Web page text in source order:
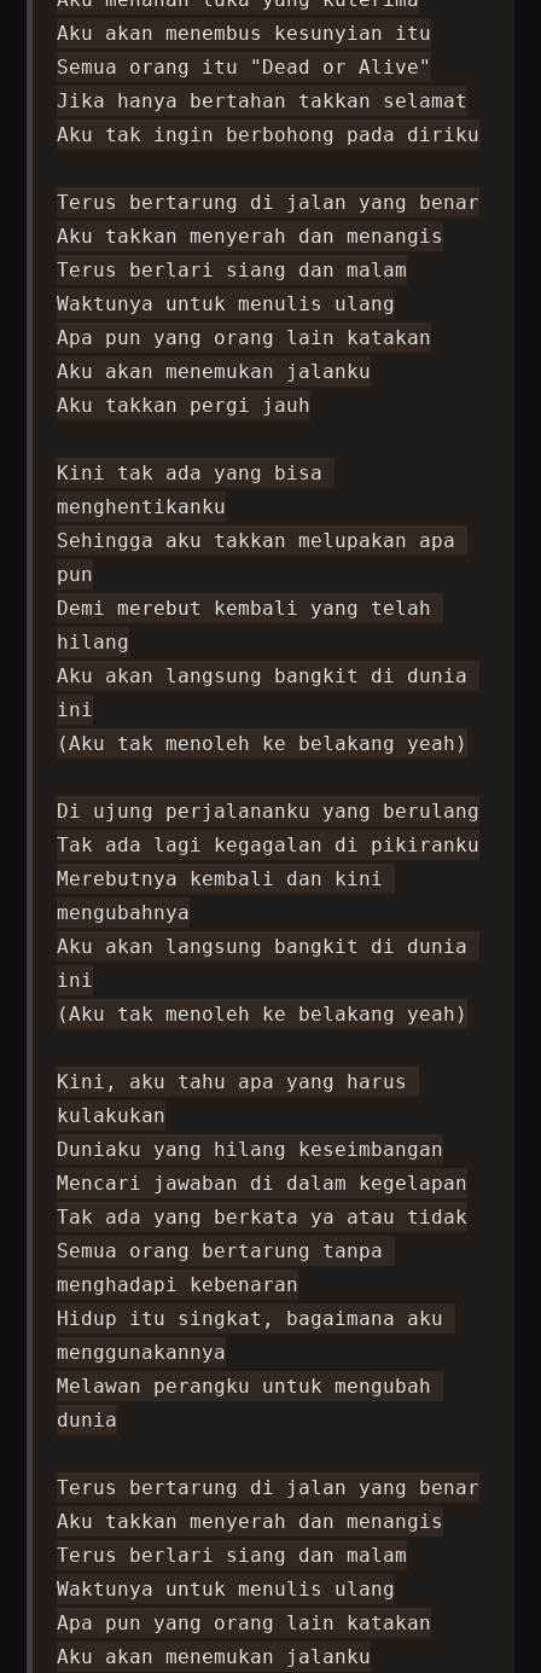
Aku akan menembus kesunyian itu
Semua orang itu "Dead or Alive"
Jika hanya bertahan takkan selamat
Aku tak ingin berbohong pada diriku
Terus bertarung di jalan yang benar
Aku takkan menyerah dan menangis
Terus berlari siang dan malam
Waktunya untuk menulis ulang
Apa pun yang orang lain katakan
Aku akan menemukan jalanku
Aku takkan pergi jauh
Kini tak ada yang bisa
menghentikanku
Sehingga aku takkan melupakan apa
pun
Demi merebut kembali yang telah
hilang
Aku akan langsung bangkit di dunia
ini
(Aku tak menoleh ke belakang yeah)
Di ujung perjalananku yang berulang
Tak ada lagi kegagalan di pikiranku
Merebutnya kembali dan kini
mengubahnya
Aku akan langsung bangkit di dunia
ini
(Aku tak menoleh ke belakang yeah)
Kini, aku tahu apa yang harus
kulakukan
Duniaku yang hilang keseimbangan
Mencari jawaban di dalam kegelapan
Tak ada yang berkata ya atau tidak
Semua orang bertarung tanpa
menghadapi kebenaran
Hidup itu singkat, bagaimana aku
menggunakannya
Melawan perangku untuk mengubah
dunia
Terus bertarung di jalan yang benar
Aku takkan menyerah dan menangis
Terus berlari siang dan malam
Waktunya untuk menulis ulang
Apa pun yang orang lain katakan
Aku akan menemukan jalanku